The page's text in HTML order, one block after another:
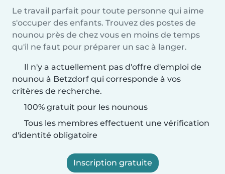
Le travail parfait pour toute personne qui aime
s'occuper des enfants. Trouvez des postes de
nounou près de chez vous en moins de temps
qu'il ne faut pour préparer un sac à langer.
Il n'y a actuellement pas d'offre d'emploi de
nounou à Betzdorf qui corresponde à vos
critères de recherche.
100% gratuit pour les nounous
Tous les membres effectuent une vérification
d'identité obligatoire
Inscription gratuite